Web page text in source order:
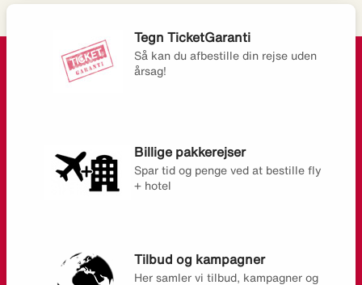
Tegn TicketGaranti
Så kan du afbestille din rejse uden
årsag!
Billige pakkerejser
Spar tid og penge ved at bestille fly
+ hotel
Tilbud og kampagner
Her samler vi tilbud, kampagner og